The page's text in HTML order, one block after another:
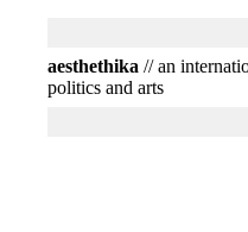
aesthethika // an
politics and arts